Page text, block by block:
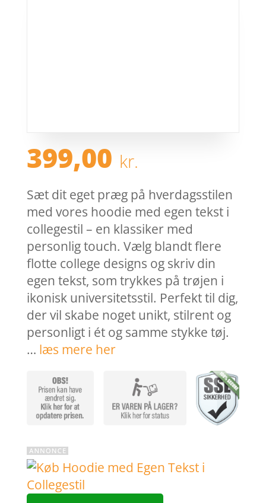
399,00 kr.
Sæt dit eget præg på hverdagsstilen
med vores hoodie med egen tekst i
collegestil – en klassiker med
personlig touch. Vælg blandt flere
flotte college designs og skriv din
egen tekst, som trykkes på trøjen i
ikonisk universitetsstil. Perfekt til dig,
der vil skabe noget unikt, stilrent og
personligt i ét og samme stykke tøj.
… læs mere her